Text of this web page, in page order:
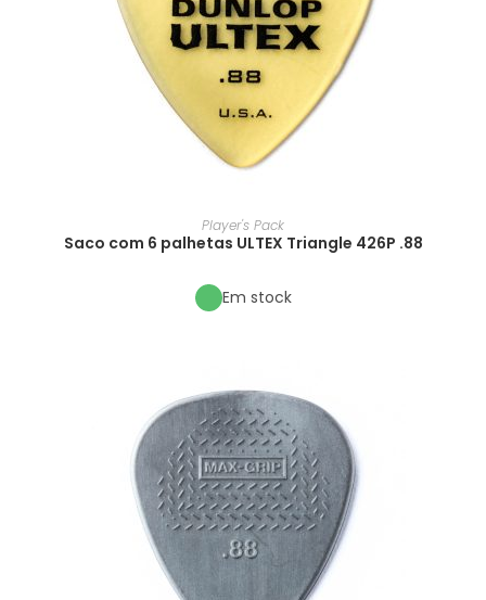
Player's Pack
Saco com 6 palhetas ULTEX Triangle 426P .88
Em stock